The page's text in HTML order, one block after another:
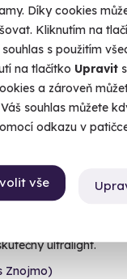
Díky cookies
Kliknutím na
s použitím
na tlačítko Upravit
a zároveň
souhlas můžete
odkazu v
vše
ultralight.
Znojmo)